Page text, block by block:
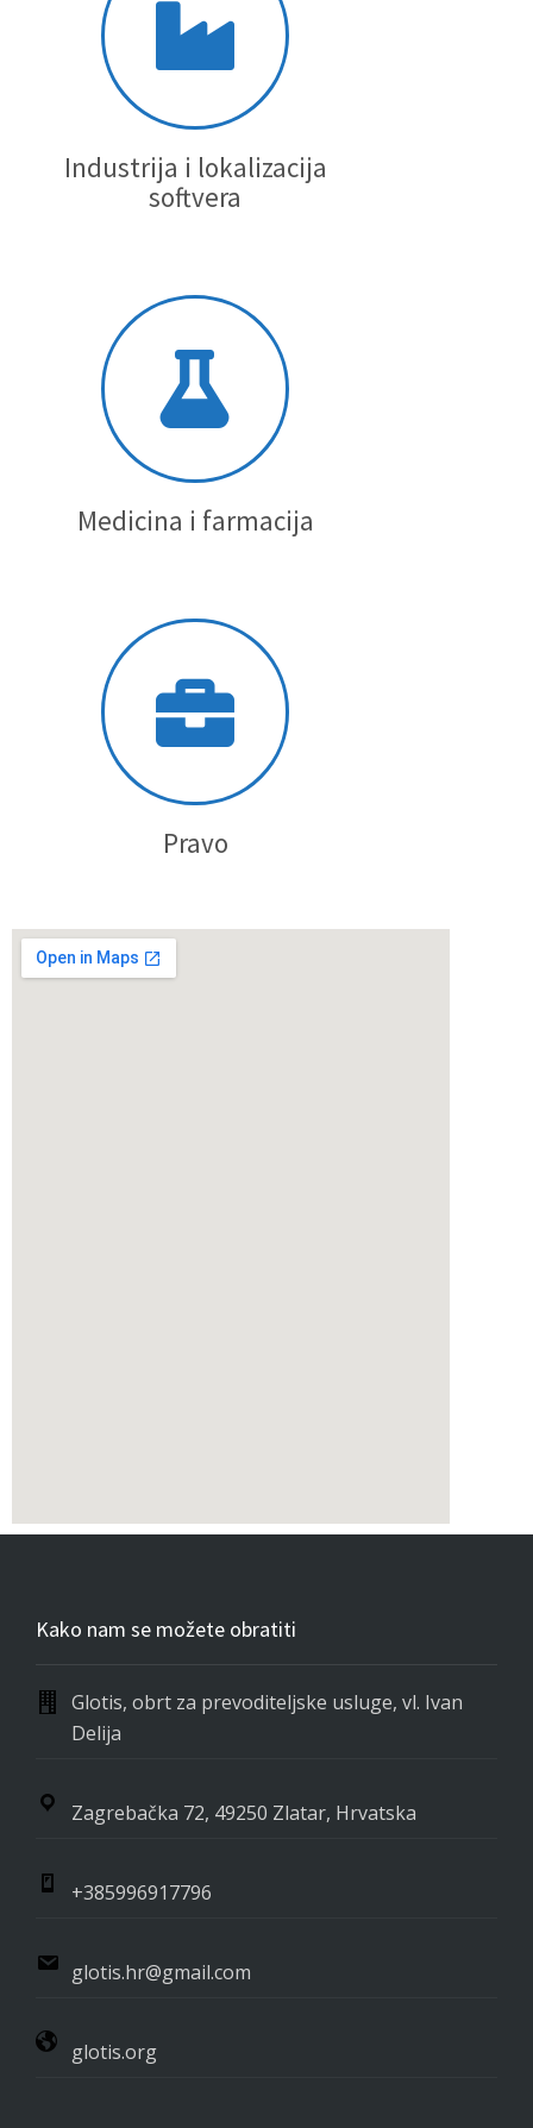
Industrija i lokalizacija
softvera
Medicina i farmacija
Pravo
Kako nam se možete obratiti
Glotis, obrt za prevoditeljske usluge, vl. Ivan
Delija
Zagrebačka 72, 49250 Zlatar, Hrvatska
+385996917796
glotis.hr@gmail.com
glotis.org